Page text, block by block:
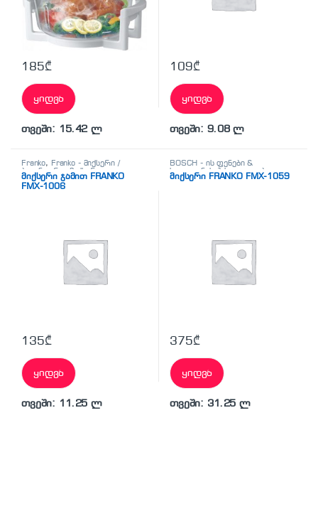
185₾
ყიდვა
თვეში: 15.42 ლ
109₾
ყიდვა
თვეში: 9.08 ლ
Franko, Franko - მიქსერი /
ბლენდერი,მიქსერი,
სამზარეულო ტექნიკა
მიქსერი ჯამით FRANKO
FMX-1006
135₾
ყიდვა
თვეში: 11.25 ლ
BOSCH - ის ფენები &
სილიკონის პისტოლეტები,
Franko,Franko - მიქსერი /
მიქსერი FRANKO FMX-1059
375₾
ყიდვა
თვეში: 31.25 ლ